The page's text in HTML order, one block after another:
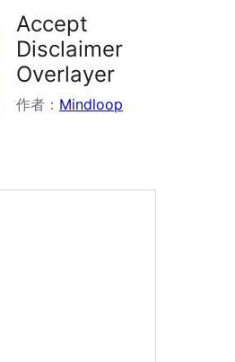
Accept
Disclaimer
Overlayer
作者： Mindloop